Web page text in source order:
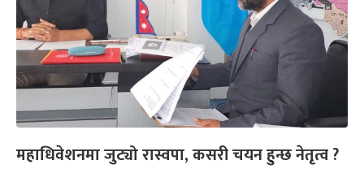
महाधिवेशनमा जुट्यो रास्वपा, कसरी चयन हुन्छ नेतृत्व ?